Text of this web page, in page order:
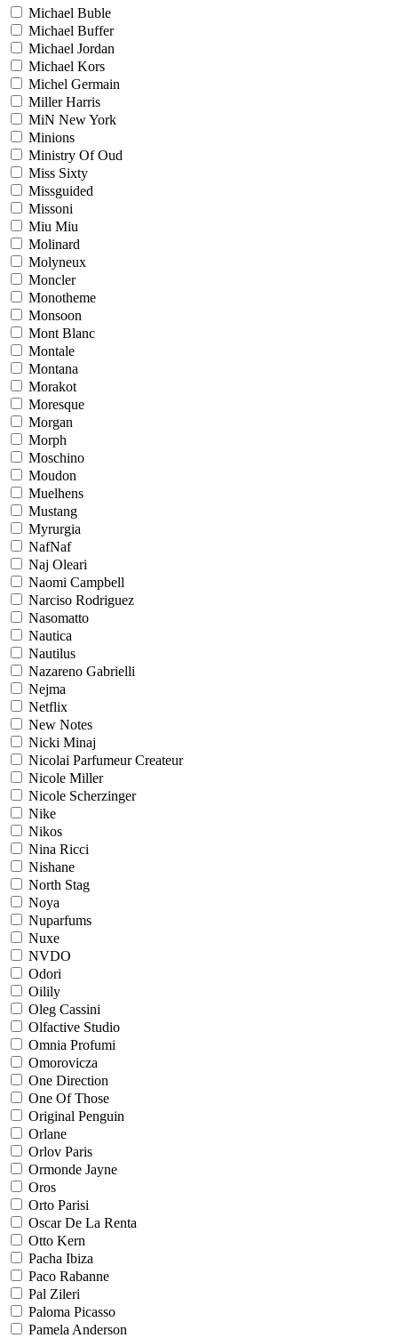
Michael Buble
Michael Buffer
Michael Jordan
Michael Kors
Michel Germain
Miller Harris
MiN New York
Minions
Ministry Of Oud
Miss Sixty
Missguided
Missoni
Miu Miu
Molinard
Molyneux
Moncler
Monotheme
Monsoon
Mont Blanc
Montale
Montana
Morakot
Moresque
Morgan
Morph
Moschino
Moudon
Muelhens
Mustang
Myrurgia
NafNaf
Naj Oleari
Naomi Campbell
Narciso Rodriguez
Nasomatto
Nautica
Nautilus
Nazareno Gabrielli
Nejma
Netflix
New Notes
Nicki Minaj
Nicolai Parfumeur Createur
Nicole Miller
Nicole Scherzinger
Nike
Nikos
Nina Ricci
Nishane
North Stag
Noya
Nuparfums
Nuxe
NVDO
Odori
Oilily
Oleg Cassini
Olfactive Studio
Omnia Profumi
Omorovicza
One Direction
One Of Those
Original Penguin
Orlane
Orlov Paris
Ormonde Jayne
Oros
Orto Parisi
Oscar De La Renta
Otto Kern
Pacha Ibiza
Paco Rabanne
Pal Zileri
Paloma Picasso
Pamela Anderson